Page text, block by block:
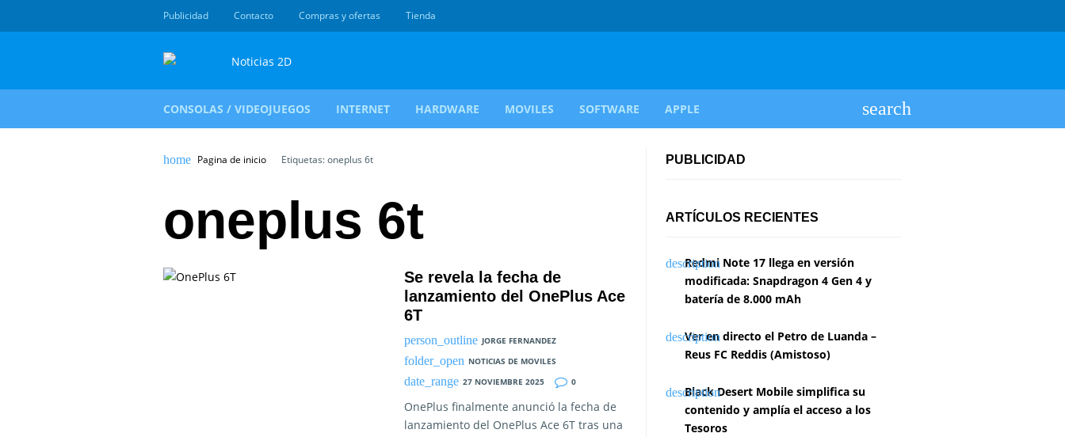
Publicidad Contacto Compras y ofertas Tienda
CONSOLAS / VIDEOJUEGOS INTERNET HARDWARE MOVILES SOFTWARE APPLE
Pagina de inicio Etiquetas: oneplus 6t
oneplus 6t
Se revela la fecha de
lanzamiento del OnePlus Ace
6T
JORGE FERNANDEZ
NOTICIAS DE MOVILES
27 NOVIEMBRE 2025
0
OnePlus finalmente anunció la fecha de
lanzamiento del OnePlus Ace 6T tras una
PUBLICIDAD
ARTÍCULOS RECIENTES
Redmi Note 17 llega en versión
modificada: Snapdragon 4 Gen 4 y
batería de 8.000 mAh
Ver en directo el Petro de Luanda –
Reus FC Reddis (Amistoso)
Black Desert Mobile simplifica su
contenido y amplía el acceso a los
Tesoros